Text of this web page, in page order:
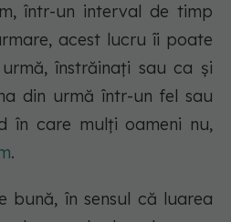
într-un interval de timp
acest lucru îi poate
înstrăinați sau ca și
din urmă într-un fel sau
în care mulți oameni nu,
.
bună, în sensul că luarea